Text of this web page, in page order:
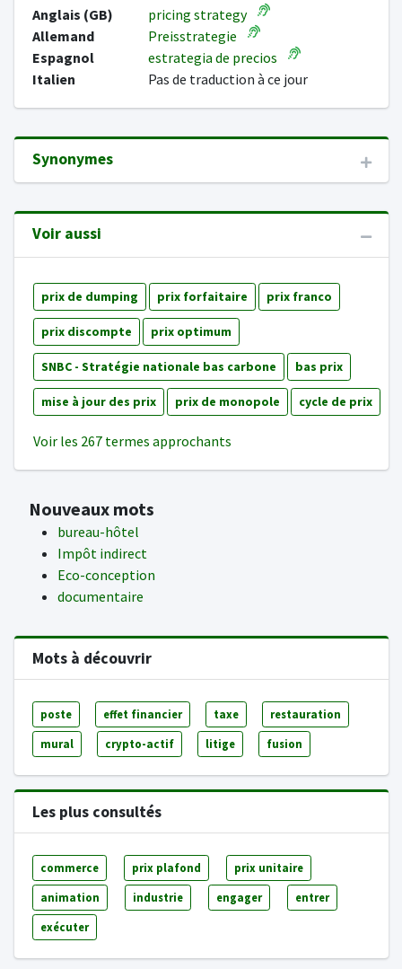
Anglais (GB)
pricing strategy
Allemand
Preisstrategie
Espagnol
estrategia de precios
Italien
Pas de traduction à ce jour
Synonymes
Voir aussi
prix de dumping prix forfaitaire prix franco
prix discompte prix optimum
SNBC - Stratégie nationale bas carbone bas prix
mise à jour des prix prix de monopole cycle de prix
Voir les 267 termes approchants
Nouveaux mots
bureau-hôtel
Impôt indirect
Eco-conception
documentaire
Mots à découvrir
poste effet financier taxe restauration
mural crypto-actif litige fusion
Les plus consultés
commerce prix plafond prix unitaire
animation industrie engager entrer
exécuter